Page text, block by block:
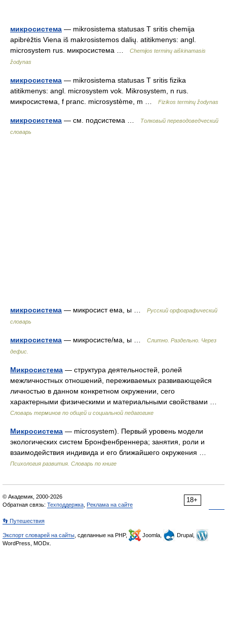
микросистема — mikrosistema statusas T sritis chemija
apibrėžtis Viena iš makrosistemos dalių. atitikmenys: angl.
microsystem rus. микросистема …
Chemijos terminų aiškinamasis
žodynas
микросистема — mikrosistema statusas T sritis fizika
atitikmenys: angl. microsystem vok. Mikrosystem, n rus.
микросистема, f pranc. microsystème, m …
Fizikos terminų žodynas
микросистема — см. подсистема …
Толковый переводоведческий
словарь
микросистема — микросист ема, ы …
Русский орфографический
словарь
микросистема — микросисте/ма, ы …
Слитно. Раздельно. Через
дефис.
Микросистема — структура деятельностей, ролей
межличностных отношений, переживаемых развивающейся
личностью в данном конкретном окружении, сего
характерными физическими и материальными свойствами …
Словарь терминов по общей и социальной педагогике
Микросистема — microsystem). Первый уровень модели
экологических систем Бронфенбреннера; занятия, роли и
взаимодействия индивида и его ближайшего окружения …
Психология развития. Словарь по книге
18+
© Академик, 2000-2026
Обратная связь: Техподдержка Реклама на сайте
👣 Путешествия
Экспорт словарей на сайты , сделанные на PHP, Joomla,
Drupal,
WordPress, MODx.